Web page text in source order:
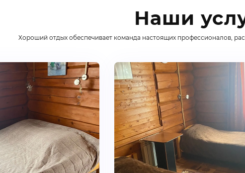
Наши
Хороший отдых обеспечивает команда настоящих профессионалов,